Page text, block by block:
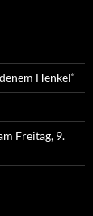
Henkel“
Freitag, 9.